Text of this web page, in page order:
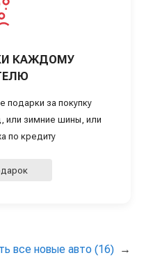
КАЖДОМУ
за покупку
или зимние шины, или
по кредиту
все новые авто (16) →